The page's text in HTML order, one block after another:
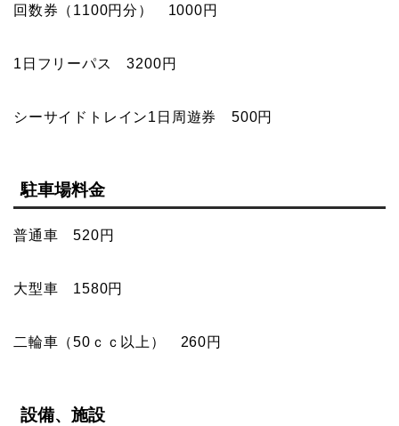
回数券（1100円分） 1000円
1日フリーパス 3200円
シーサイドトレイン1日周遊券 500円
駐車場料金
普通車 520円
大型車 1580円
二輪車（50ｃｃ以上） 260円
設備、施設